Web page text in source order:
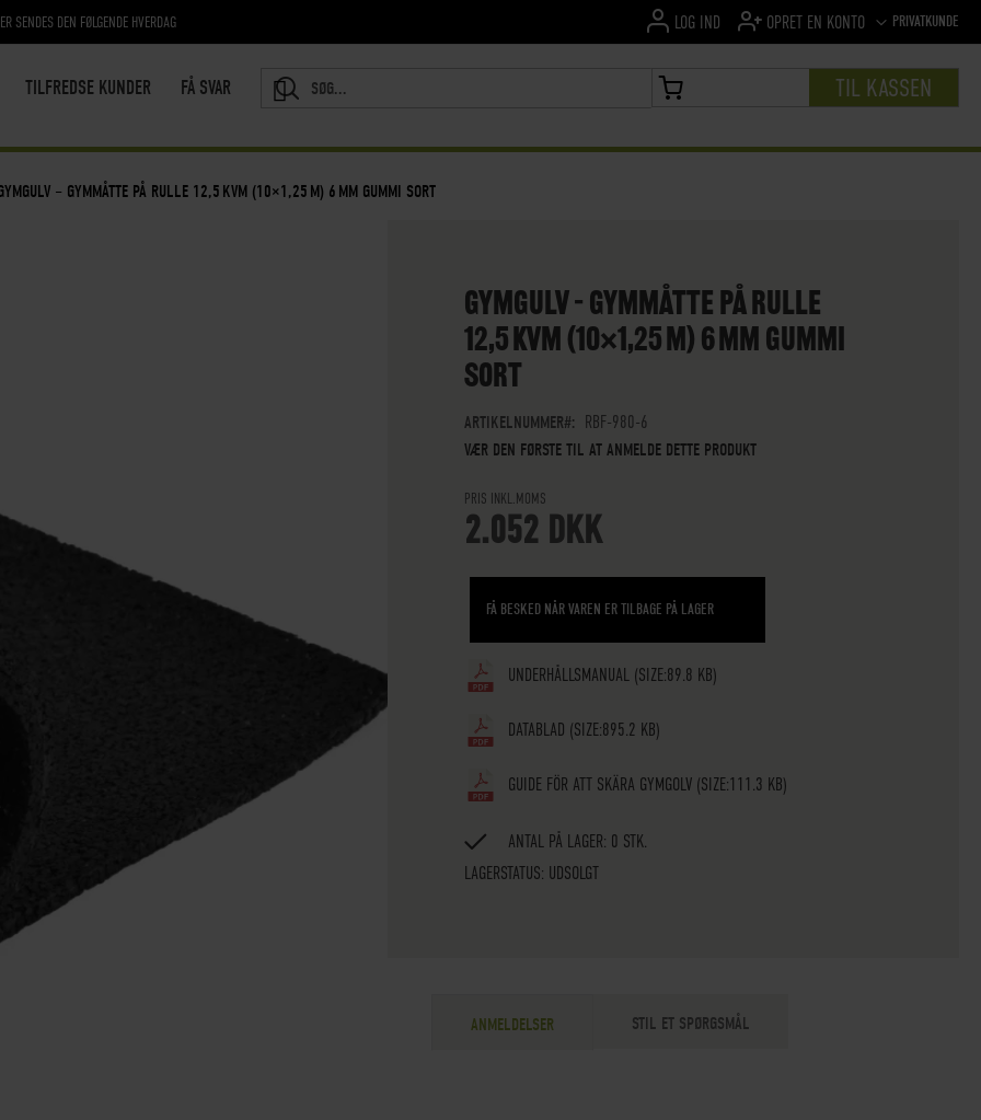
SPROGPRIVATKUNDE
LOG IND OPRET EN KONTO
SENDES DEN FØLGENDE HVERDAG
TILFREDSE KUNDER FÅ SVAR MIN INDKØBSKURV TIL KASSEN
– GYMMÅTTE PÅ RULLE 12,5 KVM (10×1,25 M) 6 MM GUMMI SORT
GYMGULV – GYMMÅTTE PÅ RULLE
12,5 KVM (10×1,25 M) 6 MM GUMMI
SORT
ARTIKELNUMMER
RBF-980-6
VÆR DEN FØRSTE TIL AT ANMELDE DETTE PRODUKT
PRIS INKL.MOMS
2.052 DKK
FÅ BESKED NÅR VAREN ER TILBAGE PÅ LAGER
UNDERHÅLLSMANUAL (SIZE:89.8 KB)
DATABLAD (SIZE:895.2 KB)
GUIDE FÖR ATT SKÄRA GYMGOLV (SIZE:111.3 KB)
LAGERSTATUS: UDSOLGT
ANTAL PÅ LAGER: 0 STK.
ANMELDELSER STIL ET SPØRGSMÅL